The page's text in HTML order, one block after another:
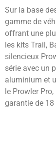
Sur la base
gamme de
offrant une
les kits Trail,
silencieux
série avec un
aluminium et
le Prowler
garantie de 18